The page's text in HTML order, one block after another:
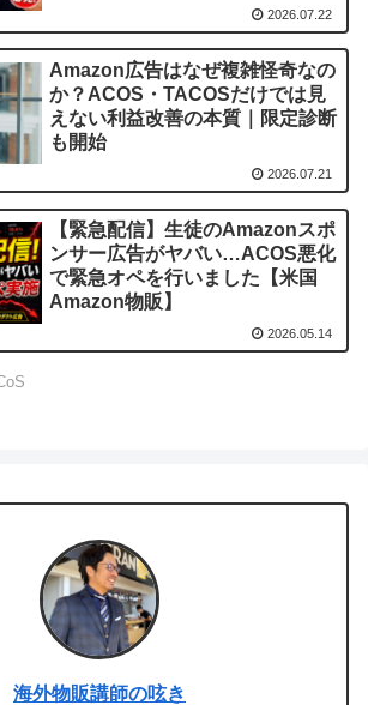
2026.07.22
Amazon広告はなぜ複雑怪奇なの
か？ACOS・TACOSだけでは見
えない利益改善の本質｜限定診断
も開始
2026.07.21
【緊急配信】生徒のAmazonスポ
ンサー広告がヤバい…ACOS悪化
で緊急オペを行いました【米国
Amazon物販】
2026.05.14
海外物販講師の呟き